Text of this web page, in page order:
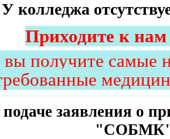
У колледжа
Приходите к нам
получите самые
заявления о